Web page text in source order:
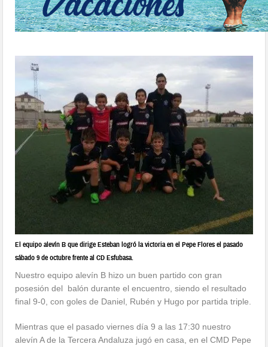
El equipo alevín B que dirige Esteban logró la victoria en el Pepe Flores el pasado
sábado 9 de octubre frente al CD Esfubasa.
Nuestro equipo alevín B hizo un buen partido con gran
posesión del balón durante el encuentro, siendo el resultado
final 9-0, con goles de Daniel, Rubén y Hugo por partida triple.
Mientras que el pasado viernes día 9 a las 17:30 nuestro
alevín A de la Tercera Andaluza jugó en casa, en el CMD Pepe